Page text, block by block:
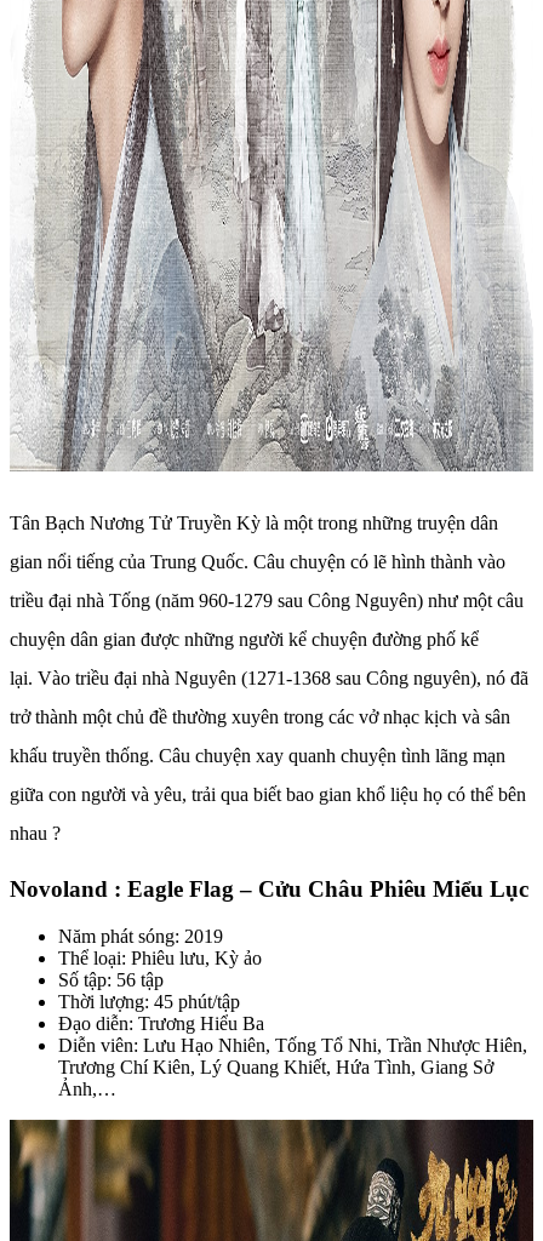
Tân Bạch Nương Tử Truyền Kỳ là một trong những truyện dân
gian nổi tiếng của Trung Quốc. Câu chuyện có lẽ hình thành vào
triều đại nhà Tống (năm 960-1279 sau Công Nguyên) như một câu
chuyện dân gian được những người kể chuyện đường phố kể
lại. Vào triều đại nhà Nguyên (1271-1368 sau Công nguyên), nó đã
trở thành một chủ đề thường xuyên trong các vở nhạc kịch và sân
khấu truyền thống. Câu chuyện xay quanh chuyện tình lãng mạn
giữa con người và yêu, trải qua biết bao gian khổ liệu họ có thể bên
nhau ?
Novoland : Eagle Flag – Cửu Châu Phiêu Miểu Lục
Năm phát sóng: 2019
Thể loại: Phiêu lưu, Kỳ ảo
Số tập: 56 tập
Thời lượng: 45 phút/tập
Đạo diễn: Trương Hiểu Ba
Diễn viên: Lưu Hạo Nhiên, Tống Tổ Nhi, Trần Nhược Hiên,
Trương Chí Kiên, Lý Quang Khiết, Hứa Tình, Giang Sở
Ảnh,…